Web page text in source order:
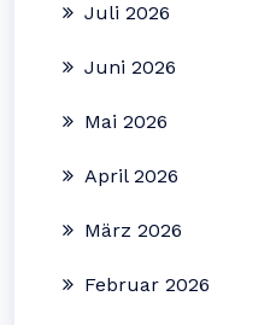
Juli 2026
Juni 2026
Mai 2026
April 2026
März 2026
Februar 2026